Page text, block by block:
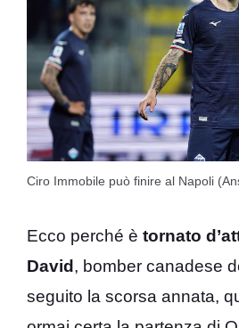
Ciro Immobile può finire al Napoli
Ecco perché è tornato
David , bomber canadese
seguito la scorsa annata,